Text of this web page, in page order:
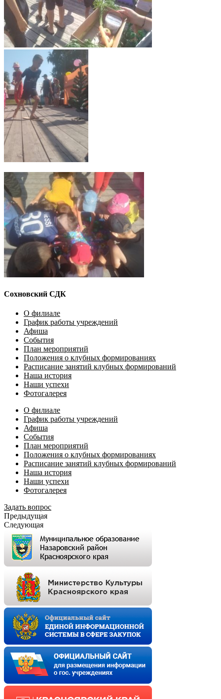
Сохновский СДК
О филиале
График работы учреждений
Афиша
События
План мероприятий
Положения о клубных формированиях
Расписание занятий клубных формирований
Наша история
Наши успехи
Фотогалерея
О филиале
График работы учреждений
Афиша
События
План мероприятий
Положения о клубных формированиях
Расписание занятий клубных формирований
Наша история
Наши успехи
Фотогалерея
Задать вопрос
Предыдущая
Следующая